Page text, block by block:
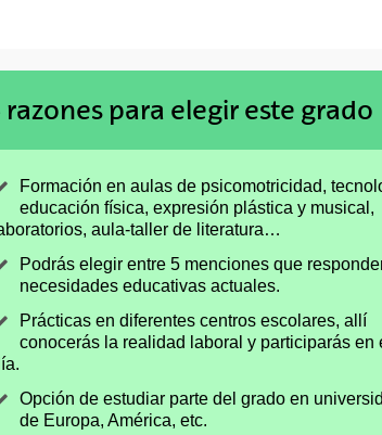
razones para elegir este grado
Formación en aulas de psicomotricidad,
educación física, expresión plástica y musical,
aula-taller de literatura…
Podrás elegir entre 5 menciones que
necesidades educativas actuales.
Prácticas en diferentes centros escolares, allí
conocerás la realidad laboral y participarás en
Opción de estudiar parte del grado en
de Europa, América, etc.